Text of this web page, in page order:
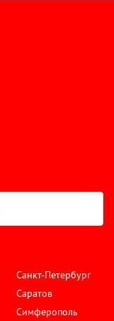
Санкт-Петербург
Саратов
Симферополь